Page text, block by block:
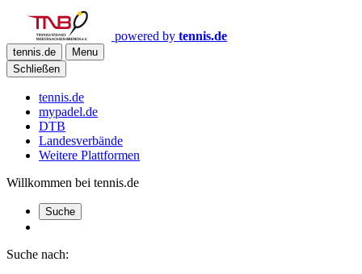
powered by tennis.de
tennis.de
Menu
Schließen
tennis.de
mypadel.de
DTB
Landesverbände
Weitere Plattformen
Willkommen bei tennis.de
Suche
Suche nach: